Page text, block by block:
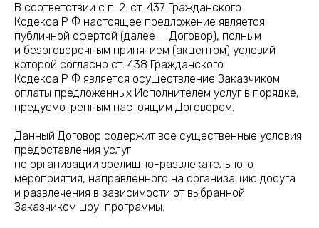
В соответствии с п. 2. ст. 437 Гражданского
Кодекса Р Ф настоящее предложение является
публичной офертой (далее — Договор), полным
и безоговорочным принятием (акцептом) условий
которой согласно ст. 438 Гражданского
Кодекса Р Ф является осуществление Заказчиком
оплаты предложенных Исполнителем услуг в порядке,
предусмотренным настоящим Договором.
Данный Договор содержит все существенные условия
предоставления услуг
по организации зрелищно-развлекательного
мероприятия, направленного на организацию досуга
и развлечения в зависимости от выбранной
Заказчиком шоу-программы.